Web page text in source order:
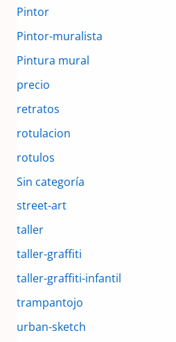
Pintor
Pintor-muralista
Pintura mural
precio
retratos
rotulacion
rotulos
Sin categoría
street-art
taller
taller-graffiti
taller-graffiti-infantil
trampantojo
urban-sketch